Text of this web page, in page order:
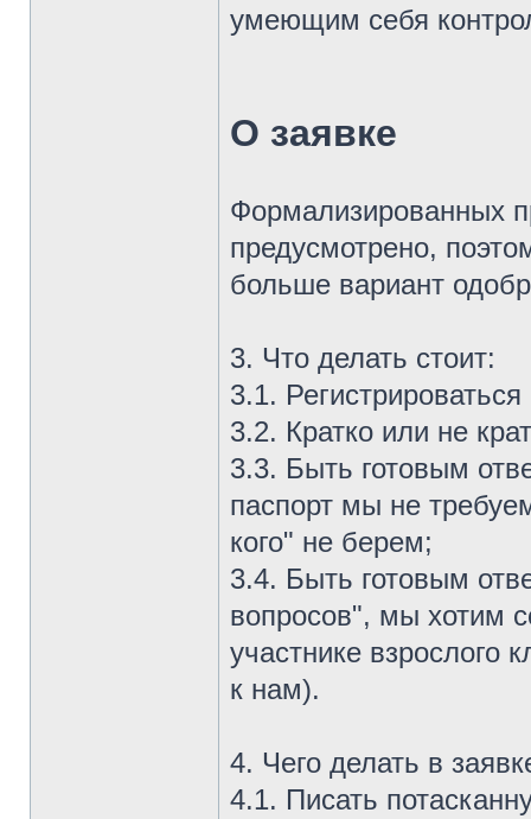
умеющим себя
О заявке
Формализированных
предусмотрено,
больше вариант
3. Что делать стоит:
3.1.
3.2. Кратко или не
3.3. Быть готовым
паспорт мы не
кого" не берем;
3.4. Быть готовым
вопросов", мы хотим
участнике
к нам).
4. Чего делать в
4.1. Писать